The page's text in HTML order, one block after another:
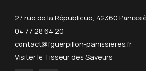
27 rue de la République, 42360
04 77 28 64 20
contact@fguerpillon-panissieres.fr
Visiter le Tisseur des Saveurs